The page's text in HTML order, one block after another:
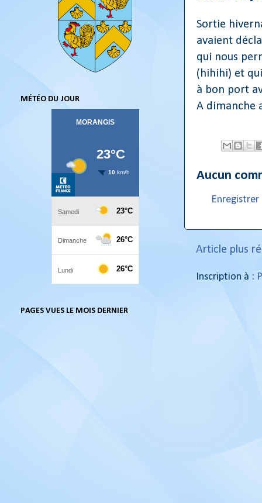
Sortie
avaient
qui nous
(hihihi) et
à bon port
A dimanche
Aucun
Article plus
Inscription à :
MÉTÉO DU JOUR
PAGES VUES LE MOIS DERNIER